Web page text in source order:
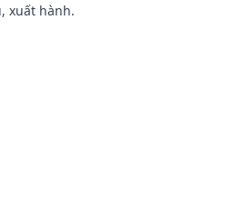
xuất hành.